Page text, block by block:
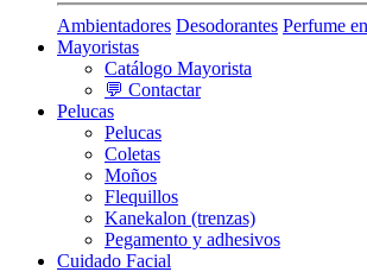
Ambientadores Desodorantes Perfume
Mayoristas
Catálogo Mayorista
💬 Contactar
Pelucas
Pelucas
Coletas
Moños
Flequillos
Kanekalon (trenzas)
Pegamento y adhesivos
Cuidado Facial